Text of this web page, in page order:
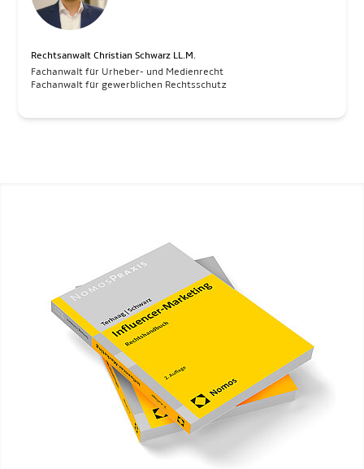
Rechtsanwalt Christian Schwarz LL.M.
Fachanwalt für Urheber- und Medienrecht
Fachanwalt für gewerblichen Rechtsschutz